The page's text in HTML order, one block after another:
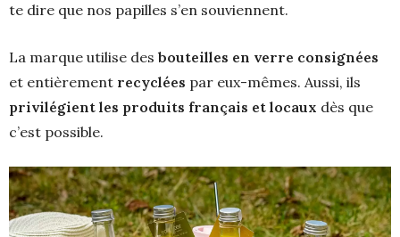
te dire que nos papilles s’en souviennent.
La marque utilise des bouteilles en verre consignées
et entièrement recyclées par eux-mêmes. Aussi, ils
privilégient les produits français et locaux dès que
c’est possible.